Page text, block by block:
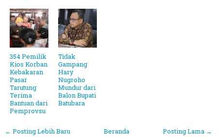
354 Pemilik
Kios Korban
Kebakaran
Pasar
Tarutung
Terima
Bantuan dari
Pemprovsu
Tidak
Gampang
Hary
Nugroho
Mundur dari
Balon Bupati
Batubara
← Posting Lebih Baru Posting Lama →
Beranda